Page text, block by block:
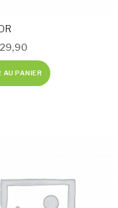
29,90
AU PANIER